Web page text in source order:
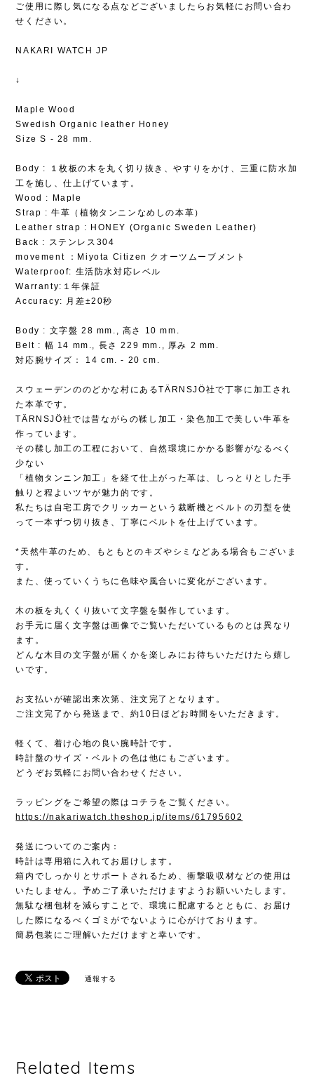
ご使用に際し気になる点などございましたらお気軽にお問い合わ
せください。
NAKARI WATCH JP
↓
Maple Wood
Swedish Organic leather Honey
Size S - 28 mm.
Body : １枚板の木を丸く切り抜き、やすりをかけ、三重に防水加
工を施し、仕上げています。
Wood : Maple
Strap : 牛革（植物タンニンなめしの本革）
Leather strap : HONEY (Organic Sweden Leather)
Back : ステンレス304
movement ：Miyota Citizen クオーツムーブメント
Waterproof: 生活防水対応レベル
Warranty:１年保証
Accuracy: 月差±20秒
Body : 文字盤 28 mm., 高さ 10 mm.
Belt : 幅 14 mm., 長さ 229 mm., 厚み 2 mm.
対応腕サイズ： 14 cm. - 20 cm.
スウェーデンののどかな村にあるTÄRNSJÖ社で丁寧に加工され
た本革です。
TÄRNSJÖ社では昔ながらの鞣し加工・染色加工で美しい牛革を
作っています。
その鞣し加工の工程において、自然環境にかかる影響がなるべく
少ない
「植物タンニン加工」を経て仕上がった革は、しっとりとした手
触りと程よいツヤが魅力的です。
私たちは自宅工房でクリッカーという裁断機とベルトの刃型を使
って一本ずつ切り抜き、丁寧にベルトを仕上げています。
*天然牛革のため、もともとのキズやシミなどある場合もございま
す。
また、使っていくうちに色味や風合いに変化がございます。
木の板を丸くくり抜いて文字盤を製作しています。
お手元に届く文字盤は画像でご覧いただいているものとは異なり
ます。
どんな木目の文字盤が届くかを楽しみにお待ちいただけたら嬉し
いです。
お支払いが確認出来次第、注文完了となります。
ご注文完了から発送まで、約10日ほどお時間をいただきます。
軽くて、着け心地の良い腕時計です。
時計盤のサイズ・ベルトの色は他にもございます。
どうぞお気軽にお問い合わせください。
ラッピングをご希望の際はコチラをご覧ください。
https://nakariwatch.theshop.jp/items/61795602
発送についてのご案内：
時計は専用箱に入れてお届けします。
箱内でしっかりとサポートされるため、衝撃吸収材などの使用は
いたしません。予めご了承いただけますようお願いいたします。
無駄な梱包材を減らすことで、環境に配慮するとともに、お届け
した際になるべくゴミがでないように心がけております。
簡易包装にご理解いただけますと幸いです。
通報する
Related Items